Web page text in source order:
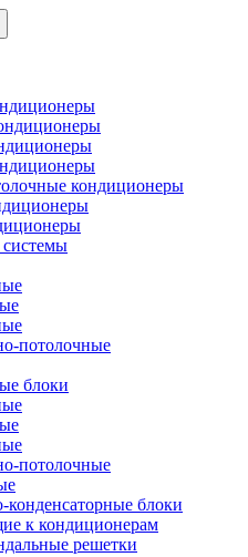
кондиционеры
потолочные
блоки
потолочные
конденсаторные блоки
к кондиционерам
решетки